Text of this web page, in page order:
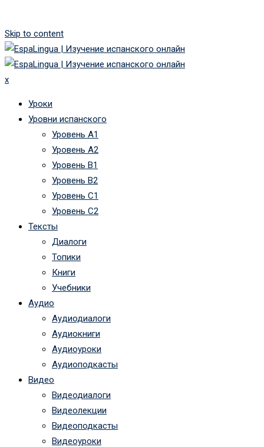
Skip to content
x
Уроки
Уровни испанского
Уровень А1
Уровень А2
Уровень B1
Уровень B2
Уровень C1
Уровень C2
Тексты
Диалоги
Топики
Книги
Учебники
Аудио
Аудиодиалоги
Аудиокниги
Аудиоуроки
Аудиоподкасты
Видео
Видеодиалоги
Видеолекции
Видеоподкасты
Видеоуроки